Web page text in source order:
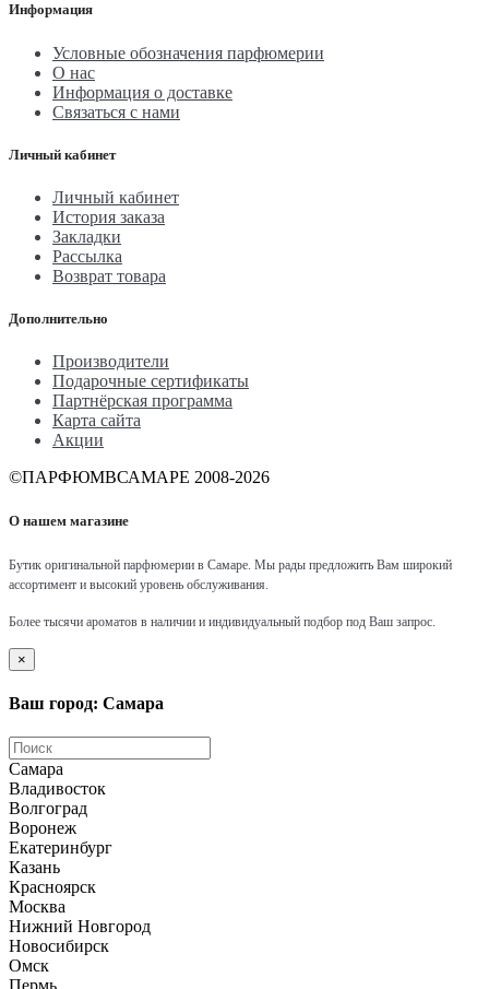
Информация
Условные обозначения парфюмерии
О нас
Информация о доставке
Связаться с нами
Личный кабинет
Личный кабинет
История заказа
Закладки
Рассылка
Возврат товара
Дополнительно
Производители
Подарочные сертификаты
Партнёрская программа
Карта сайта
Акции
©ПАРФЮМВСАМАРЕ 2008-2026
О нашем магазине
Бутик оригинальной парфюмерии в Самаре. Мы рады предложить Вам широкий
ассортимент и высокий уровень обслуживания.
Более тысячи ароматов в наличии и индивидуальный подбор под Ваш запрос.
×
Ваш город: Самара
Самара
Владивосток
Волгоград
Воронеж
Екатеринбург
Казань
Красноярск
Москва
Нижний Новгород
Новосибирск
Омск